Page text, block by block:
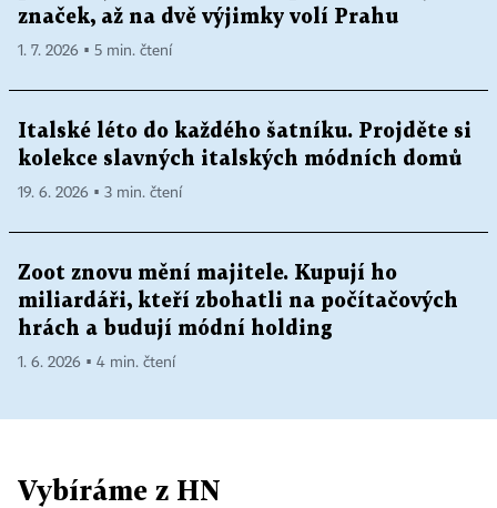
značek, až na dvě výjimky volí Prahu
1. 7. 2026 ▪ 5 min. čtení
Italské léto do každého šatníku. Projděte si
kolekce slavných italských módních domů
19. 6. 2026 ▪ 3 min. čtení
Zoot znovu mění majitele. Kupují ho
miliardáři, kteří zbohatli na počítačových
hrách a budují módní holding
1. 6. 2026 ▪ 4 min. čtení
Vybíráme z HN